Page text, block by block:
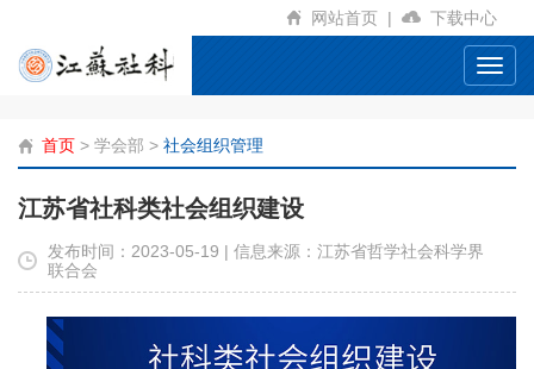
网站首页 | 下载中心
首页 > 学会部 > 社会组织管理
江苏省社科类社会组织建设
发布时间：2023-05-19 | 信息来源：江苏省哲学社会科学界
联合会